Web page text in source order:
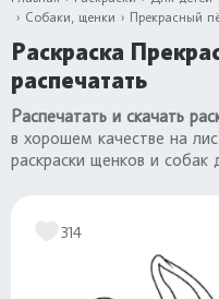
Собаки, щенки
Прекрасный
Раскраска
распечатать
Распечатать и скачать
в хорошем качестве на
раскраски щенков и
314